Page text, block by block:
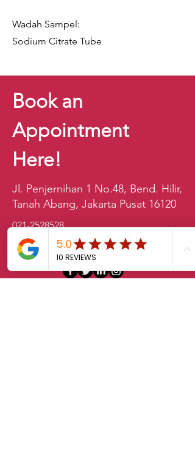
Wadah Sampel:
Sodium Citrate Tube
Book an
Appointment
Here!
Jl. Penjernihan 1 No.48, Bend. Hilir,
Tanah Abang, Jakarta Pusat 16120
021-2528528
sales.klab@lxintl.co.kr